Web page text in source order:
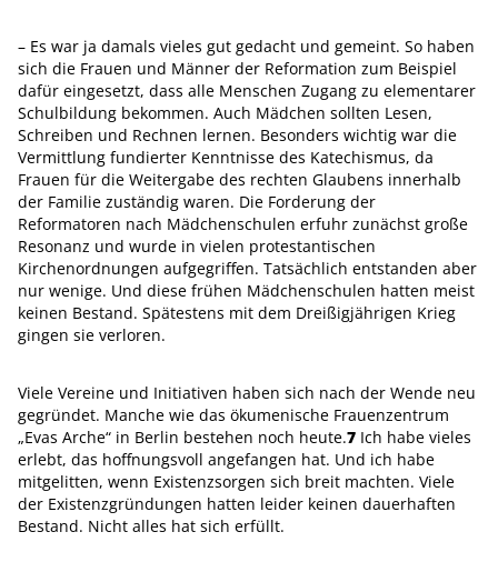
– Es war ja damals vieles gut gedacht und gemeint. So haben
sich die Frauen und Männer der Reformation zum Beispiel
dafür eingesetzt, dass alle Menschen Zugang zu elementarer
Schulbildung bekommen. Auch Mädchen sollten Lesen,
Schreiben und Rechnen lernen. Besonders wichtig war die
Vermittlung fundierter Kenntnisse des Katechismus, da
Frauen für die Weitergabe des rechten Glaubens innerhalb
der Familie zuständig waren. Die Forderung der
Reformatoren nach Mädchenschulen erfuhr zunächst große
Resonanz und wurde in vielen protestantischen
Kirchenordnungen aufgegriffen. Tatsächlich entstanden aber
nur wenige. Und diese frühen Mädchenschulen hatten meist
keinen Bestand. Spätestens mit dem Dreißigjährigen Krieg
gingen sie verloren.
Viele Vereine und Initiativen haben sich nach der Wende neu
gegründet. Manche wie das ökumenische Frauenzen­trum
„Evas Arche“ in Berlin bestehen noch heute.7 Ich habe vieles
erlebt, das hoffnungsvoll angefangen hat. Und ich habe
mitgelitten, wenn Existenzsorgen sich breit machten. Viele
der Existenzgründungen hatten leider keinen dauerhaften
Bestand. Nicht alles hat sich erfüllt.